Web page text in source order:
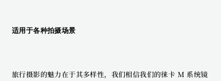
适用于各种拍摄场景
旅行摄影的魅力在于其多样性，我们相信我们的徕卡 M 系统镜